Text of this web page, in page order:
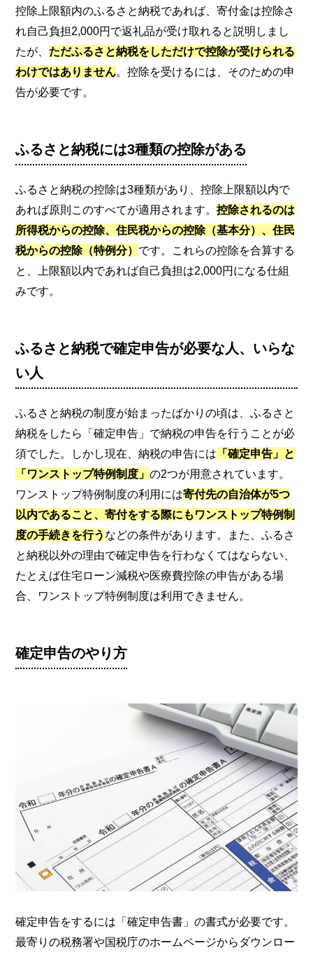
控除上限額内のふるさと納税であれば、寄付金は控除さ
れ自己負担2,000円で返礼品が受け取れると説明しまし
たが、 ただふるさと納税をしただけで控除が受けられる
わけではありません。控除を受けるには、そのための申
告が必要です。
ふるさと納税には3種類の控除がある
ふるさと納税の控除は3種類があり、控除上限額以内で
あれば原則このすべてが適用されます。控除されるのは
所得税からの控除、住民税からの控除（基本分）、住民
税からの控除（特例分） です。これらの控除を合算する
と、上限額以内であれば自己負担は2,000円になる仕組
みです。
ふるさと納税で確定申告が必要な人、いらな
い人
ふるさと納税の制度が始まったばかりの頃は、ふるさと
納税をしたら「確定申告」で納税の申告を行うことが必
須でした。しかし現在、納税の申告には 「確定申告」と
「ワンストップ特例制度」の2つが用意されています。
ワンストップ特例制度の利用には寄付先の自治体が5つ
以内であること、寄付をする際にもワンストップ特例制
度の手続きを行う などの条件があります。また、ふるさ
と納税以外の理由で確定申告を行わなくてはならない、
たとえば住宅ローン減税や医療費控除の申告がある場
合、ワンストップ特例制度は利用できません。
確定申告のやり方
確定申告をするには「確定申告書」の書式が必要です。
最寄りの税務署や国税庁のホームページからダウンロー